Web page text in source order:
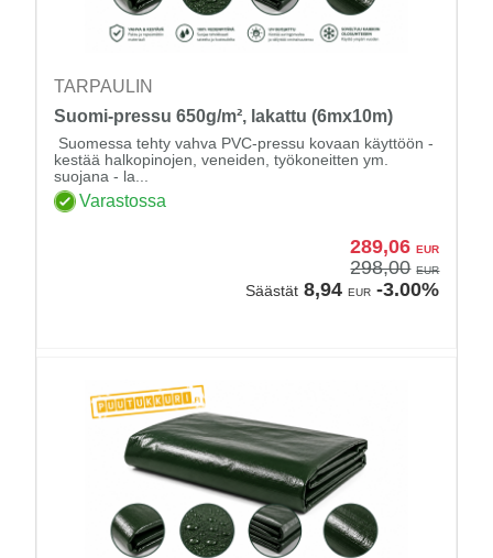
TARPAULIN
Suomi-pressu 650g/m², lakattu (6mx10m)
Suomessa tehty vahva PVC-pressu kovaan käyttöön -
kestää halkopinojen, veneiden, työkoneitten ym.
suojana - la...
Varastossa
289,06 EUR
298,00 EUR
Säästät 8,94 EUR -3.00%